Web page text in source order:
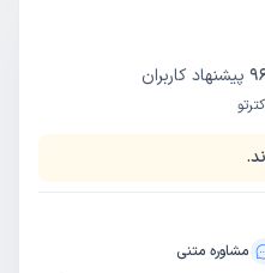
پیشنهاد کاربران
مشاوره‌ متنی